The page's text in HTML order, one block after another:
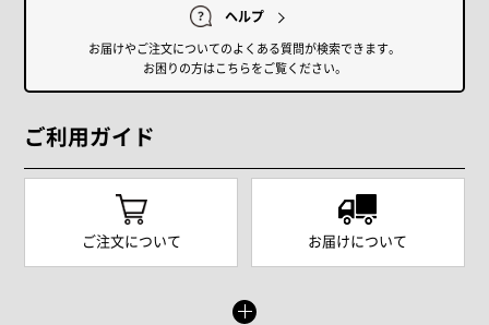
ヘルプ
お届けやご注文についてのよくある質問が検索できます。
お困りの方はこちらをご覧ください。
ご利用ガイド
ご注文について お届けについて